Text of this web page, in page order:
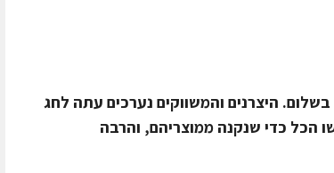
היצרנים והמשווקים נערכים עתה לחג
הכל כדי שנקנה ממוצריהם, והרבה